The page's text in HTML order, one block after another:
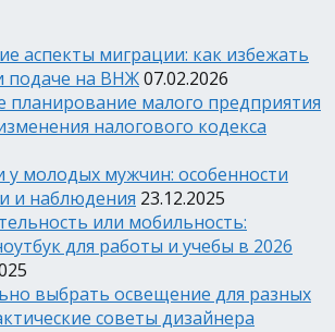
аспекты миграции: как избежать
подаче на ВНЖ07.02.2026
планирование малого предприятия
налогового кодекса
у молодых мужчин: особенности
и наблюдения 23.12.2025
или мобильность:
для работы и учебы в 2026
выбрать освещение для разных
советы дизайнера